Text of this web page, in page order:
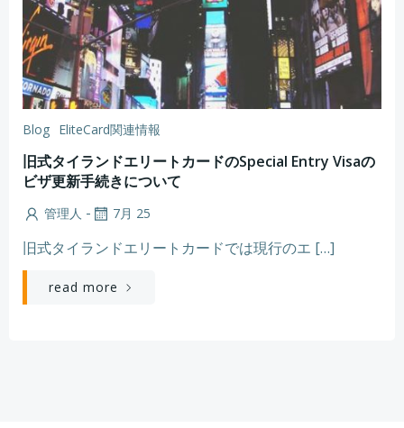
Blog EliteCard関連情報
旧式タイランドエリートカードのSpecial Entry Visaの
ビザ更新手続きについて
管理人 - 7月 25
旧式タイランドエリートカードでは現行のエ […]
read more